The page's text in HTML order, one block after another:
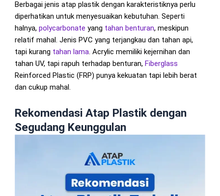
Berbagai jenis atap plastik dengan karakteristiknya perlu
diperhatikan untuk menyesuaikan kebutuhan. Seperti
halnya, polycarbonate yang tahan benturan, meskipun
relatif mahal. Jenis PVC yang terjangkau dan tahan api,
tapi kurang tahan lama. Acrylic memiliki kejernihan dan
tahan UV, tapi rapuh terhadap benturan, Fiberglass
Reinforced Plastic (FRP) punya kekuatan tapi lebih berat
dan cukup mahal.
Rekomendasi Atap Plastik dengan
Segudang Keunggulan